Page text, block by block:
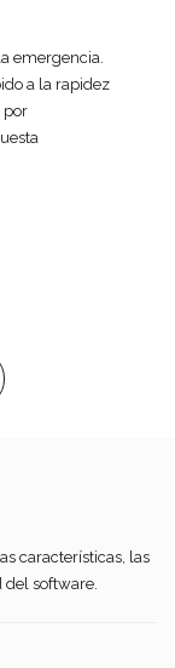
emergencia.
a la rapidez
por
características, las
software.